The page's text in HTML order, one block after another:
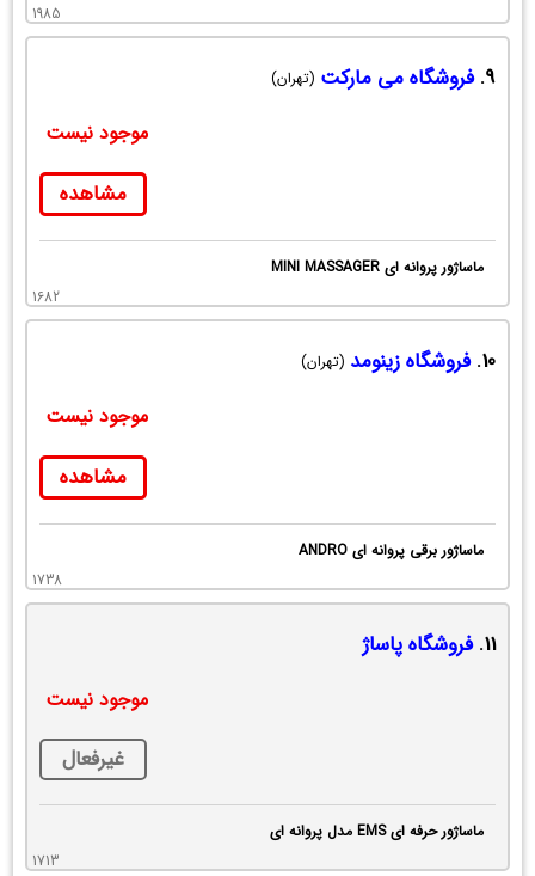
1985
9. فروشگاه می مارکت (تهران)
موجود نیست
مشاهده
ماساژور پروانه ای MINI MASSAGER
1682
10. فروشگاه زینومد (تهران)
موجود نیست
مشاهده
ماساژور برقی پروانه ای ANDRO
1738
11. فروشگاه پاساژ
موجود نیست
غیرفعال
ماساژور حرفه ای EMS مدل پروانه ای
1713